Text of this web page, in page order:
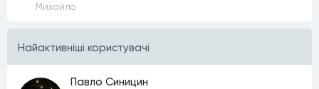
Михайло
Найактивнiшi користувачi
Павло Синицин